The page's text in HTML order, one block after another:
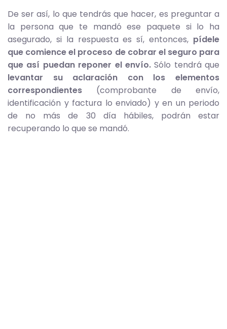
De ser así, lo que tendrás que hacer, es preguntar a
la persona que te mandó ese paquete si lo ha
asegurado, si la respuesta es sí, entonces, pídele
que comience el proceso de cobrar el seguro para
que así puedan reponer el envío.Sólo tendrá que
levantar su aclaración con los elementos
correspondientes (comprobante de envío,
identificación y factura lo enviado) y en un periodo
de no más de 30 día hábiles, podrán estar
recuperando lo que se mandó.